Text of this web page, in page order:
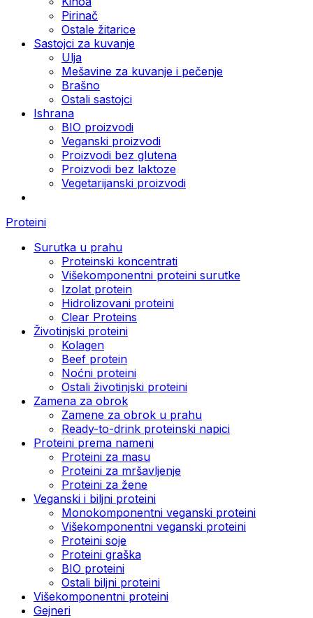
Pirinač
Ostale žitarice
Sastojci za kuvanje
Ulja
Mešavine za kuvanje i pečenje
Brašno
Ostali sastojci
Ishrana
BIO proizvodi
Veganski proizvodi
Proizvodi bez glutena
Proizvodi bez laktoze
Vegetarijanski proizvodi
Proteini
Surutka u prahu
Proteinski koncentrati
Višekomponentni proteini surutke
Izolat protein
Hidrolizovani proteini
Clear Proteins
Životinjski proteini
Kolagen
Beef protein
Noćni proteini
Ostali životinjski proteini
Zamena za obrok
Zamene za obrok u prahu
Ready-to-drink proteinski napici
Proteini prema nameni
Proteini za masu
Proteini za mršavljenje
Proteini za žene
Veganski i biljni proteini
Monokomponentni veganski proteini
Višekomponentni veganski proteini
Proteini soje
Proteini graška
BIO proteini
Ostali biljni proteini
Višekomponentni proteini
Gejneri